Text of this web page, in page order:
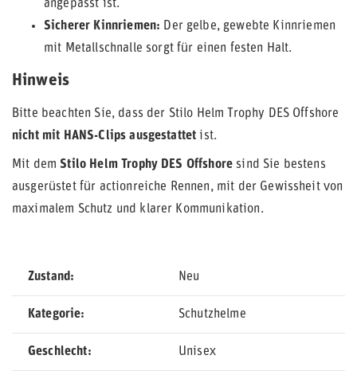
angepasst ist.
Sicherer Kinnriemen: Der gelbe, gewebte Kinnriemen
mit Metallschnalle sorgt für einen festen Halt.
Hinweis
Bitte beachten Sie, dass der Stilo Helm Trophy DES Offshore
nicht mit HANS-Clips ausgestattet ist.
Mit demStilo Helm Trophy DES Offshore sind Sie bestens
ausgerüstet für actionreiche Rennen, mit der Gewissheit von
maximalem Schutz und klarer Kommunikation.
Zustand Neu
Kategorie Schutzhelme
Geschlecht Unisex